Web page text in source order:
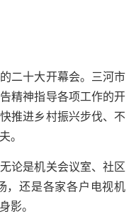
十大开幕会。三河市
精神指导各项工作的开
推进乡村振兴步伐、不
。
是机关会议室、社区
，还是各家各户电视机
影。